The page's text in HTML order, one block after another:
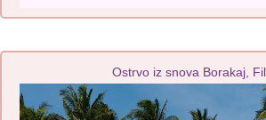
Ostrvo iz snova Borakaj,